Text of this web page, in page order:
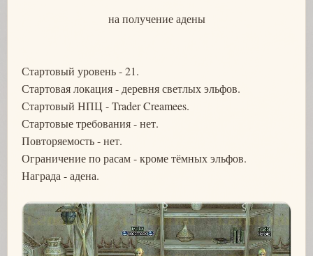
на получение адены
Стартовый уровень - 21.
Стартовая локация - деревня светлых эльфов.
Стартовый НПЦ - Trader Creamees.
Стартовые требования - нет.
Повторяемость - нет.
Ограничение по расам - кроме тёмных эльфов.
Награда - адена.